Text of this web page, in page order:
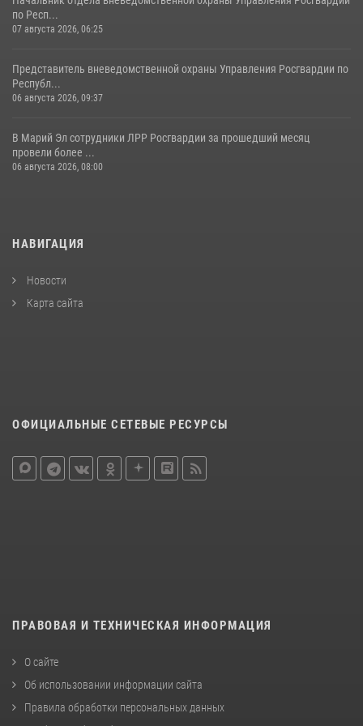
по Респ...
07 августа 2026, 06:25
Представитель вневедомственной охраны Управления Росгвардии по
Республ...
06 августа 2026, 09:37
В Марий Эл сотрудники ЛРР Росгвардии за прошедший месяц
провели более ...
06 августа 2026, 08:00
НАВИГАЦИЯ
Новости
Карта сайта
ОФИЦИАЛЬНЫЕ СЕТЕВЫЕ РЕСУРСЫ
ПРАВОВАЯ И ТЕХНИЧЕСКАЯ ИНФОРМАЦИЯ
О сайте
Об использовании информации сайта
Правила обработки персональных данных